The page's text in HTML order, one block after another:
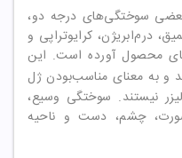
سوختگی‌های درجه دو،
درم‌ابریژن، کرایوتراپی و
محصول آورده است. این
و به معنای مناسب‌بودن ژل
نیستند. سوختگی وسیع،
چشم، دست و ناحیه